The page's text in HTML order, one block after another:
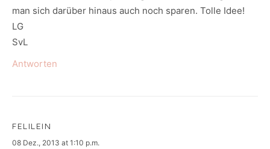
man sich darüber hinaus auch noch sparen. Tolle Idee!
LG
SvL
Antworten
FELILEIN
says:
08 Dez., 2013 at 1:10 p.m.